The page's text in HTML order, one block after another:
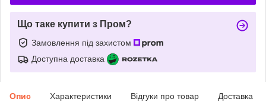
Що таке купити з Пром?
Замовлення під захистом
Доступна доставка
Опис Характеристики Відгуки про товар Доставка